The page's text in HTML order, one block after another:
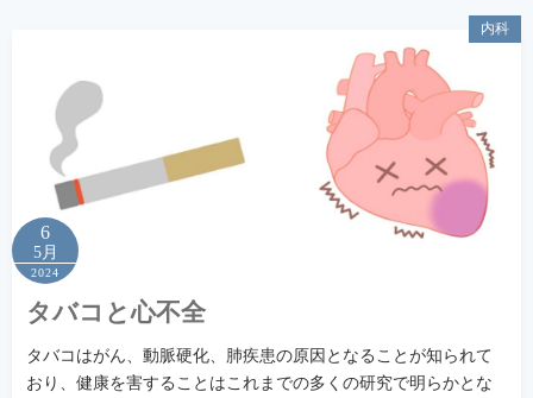
内科
6
5月
2024
タバコと心不全
タバコはがん、動脈硬化、肺疾患の原因となることが知られて
おり、健康を害することはこれまでの多くの研究で明らかとな